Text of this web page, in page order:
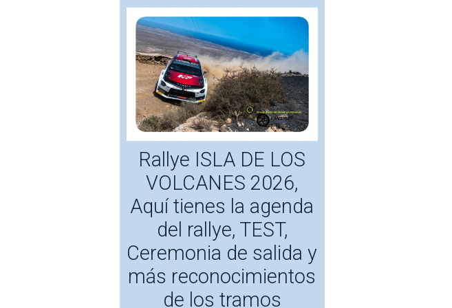
Rallye ISLA DE LOS
VOLCANES 2026,
Aquí tienes la agenda
del rallye, TEST,
Ceremonia de salida y
más reconocimientos
de los tramos